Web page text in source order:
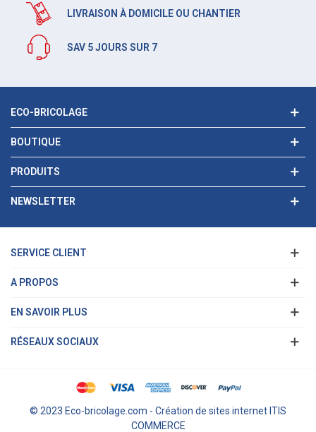
LIVRAISON À DOMICILE OU CHANTIER
SAV 5 JOURS SUR 7
ECO-BRICOLAGE
BOUTIQUE
PRODUITS
NEWSLETTER
SERVICE CLIENT
A PROPOS
EN SAVOIR PLUS
RÉSEAUX SOCIAUX
© 2023 Eco-bricolage.com - Création de sites internet ITIS
COMMERCE